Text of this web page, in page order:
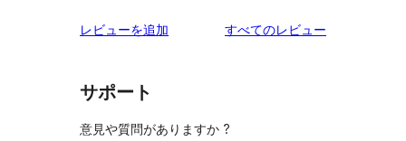
ーュ
ビ
レ
ュ
ー
星
ビ
ー
レビューを追加 すべてのレビュー
サポート
意見や質問がありますか ?